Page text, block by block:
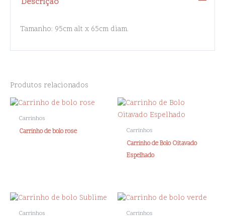
Tamanho: 95cm alt x 65cm diam.
Produtos relacionados
Carrinhos
Carrinho de bolo rose Carrinhos
Carrinho de Bolo Oitavado
Espelhado
Carrinhos Carrinhos